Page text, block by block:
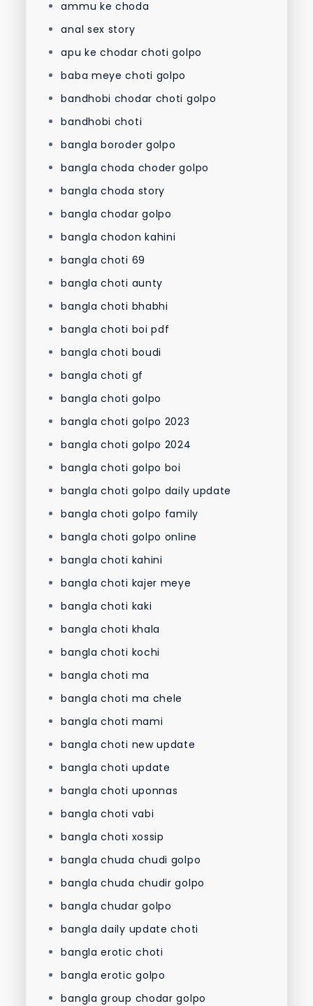
ammu ke choda
anal sex story
apu ke chodar choti golpo
baba meye choti golpo
bandhobi chodar choti golpo
bandhobi choti
bangla boroder golpo
bangla choda choder golpo
bangla choda story
bangla chodar golpo
bangla chodon kahini
bangla choti 69
bangla choti aunty
bangla choti bhabhi
bangla choti boi pdf
bangla choti boudi
bangla choti gf
bangla choti golpo
bangla choti golpo 2023
bangla choti golpo 2024
bangla choti golpo boi
bangla choti golpo daily update
bangla choti golpo family
bangla choti golpo online
bangla choti kahini
bangla choti kajer meye
bangla choti kaki
bangla choti khala
bangla choti kochi
bangla choti ma
bangla choti ma chele
bangla choti mami
bangla choti new update
bangla choti update
bangla choti uponnas
bangla choti vabi
bangla choti xossip
bangla chuda chudi golpo
bangla chuda chudir golpo
bangla chudar golpo
bangla daily update choti
bangla erotic choti
bangla erotic golpo
bangla group chodar golpo